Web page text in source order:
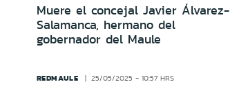
Muere el concejal Javier Álvarez-
Salamanca, hermano del
gobernador del Maule
REDMAULE 25/05/2025 - 10:57 HRS